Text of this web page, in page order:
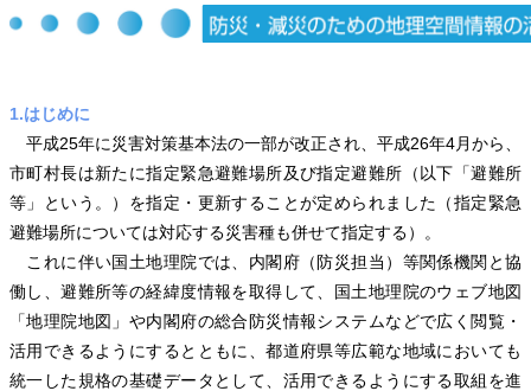
1.はじめに
平成25年に災害対策基本法の一部が改正され、平成26年4月から、
市町村長は新たに指定緊急避難場所及び指定避難所（以下「避難所
等」という。）を指定・更新することが定められました（指定緊急
避難場所については対応する災害種も併せて指定する）。
これに伴い国土地理院では、内閣府（防災担当）等関係機関と協
働し、避難所等の経緯度情報を取得して、国土地理院のウェブ地図
「地理院地図」や内閣府の総合防災情報システムなどで広く閲覧・
活用できるようにするとともに、都道府県等広範な地域においても
統一した規格の基礎データとして、活用できるようにする取組を進